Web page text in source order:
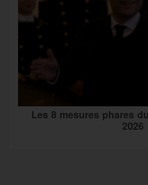
Les 8 mesures phares
2026